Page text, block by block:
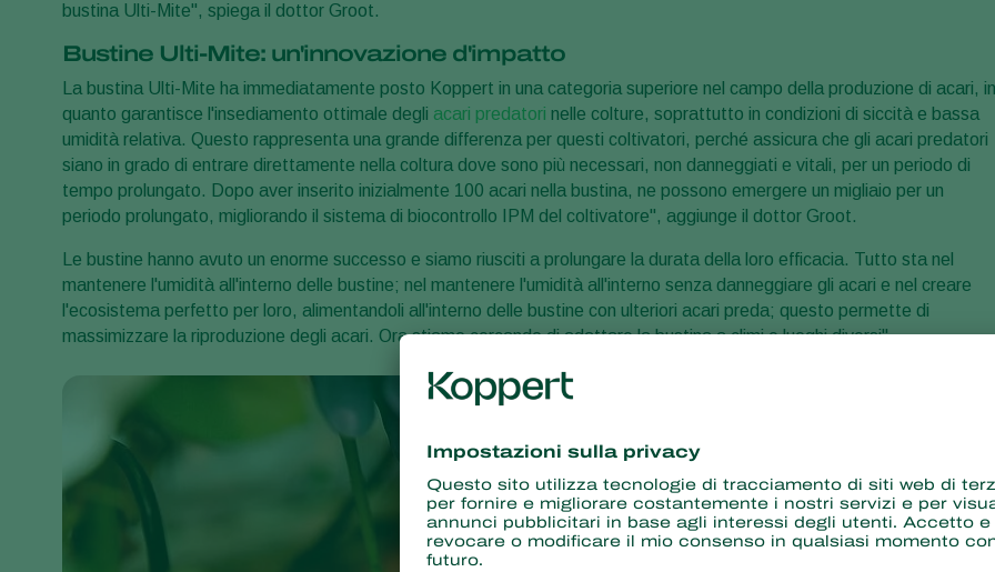
bustina Ulti-Mite", spiega il dottor Groot.
Bustine Ulti-Mite: un'innovazione d'impatto
La bustina Ulti-Mite ha immediatamente posto Koppert in una categoria superiore nel campo della produzione di acari, in
quanto garantisce l'insediamento ottimale degli acari predatori nelle colture, soprattutto in condizioni di siccità e bassa
umidità relativa. Questo rappresenta una grande differenza per questi coltivatori, perché assicura che gli acari predatori
siano in grado di entrare direttamente nella coltura dove sono più necessari, non danneggiati e vitali, per un periodo di
tempo prolungato. Dopo aver inserito inizialmente 100 acari nella bustina, ne possono emergere un migliaio per un
periodo prolungato, migliorando il sistema di biocontrollo IPM del coltivatore", aggiunge il dottor Groot.
Le bustine hanno avuto un enorme successo e siamo riusciti a prolungare la durata della loro efficacia. Tutto sta nel
mantenere l'umidità all'interno delle bustine; nel mantenere l'umidità all'interno senza danneggiare gli acari e nel creare
l'ecosistema perfetto per loro, alimentandoli all'interno delle bustine con ulteriori acari preda; questo permette di
massimizzare la riproduzione degli acari. Ora stiamo cercando di adattare la bustina a climi e luoghi diversi".